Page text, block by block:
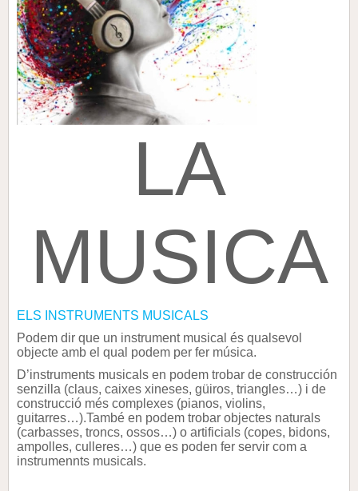
LA
MUSICA
ELS INSTRUMENTS MUSICALS
Podem dir que un instrument musical és qualsevol
objecte amb el qual podem per fer música.
D’instruments musicals en podem trobar de construcción
senzilla (claus, caixes xineses, güiros, triangles…) i de
construcció més complexes (pianos, violins,
guitarres…).També en podem trobar objectes naturals
(carbasses, troncs, ossos…) o artificials (copes, bidons,
ampolles, culleres…) que es poden fer servir com a
instrumennts musicals.